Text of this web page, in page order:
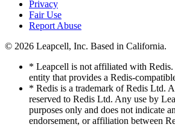
Privacy
Fair Use
Report Abuse
© 2026 Leapcell, Inc. Based in California.
* Leapcell is not affiliated with Redis.
entity that provides a Redis-
* Redis is a trademark of Redis Ltd.
reserved to Redis Ltd. Any use by
purposes only and does not indicate
endorsement, or affiliation between